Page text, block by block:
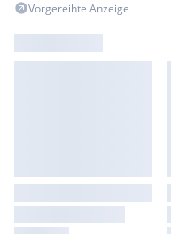
Vorgereihte Anzeige